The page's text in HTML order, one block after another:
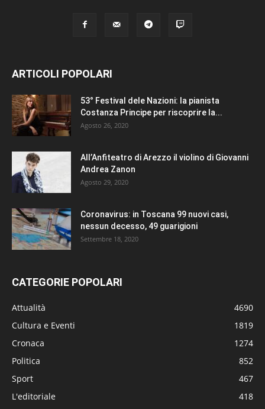
ARTICOLI POPOLARI
53° Festival dele Nazioni: la pianista
Costanza Principe per riscoprire la...
Agosto 26, 2020
All’Anfiteatro di Arezzo il violino di Giovanni
Andrea Zanon
Agosto 29, 2020
Coronavirus: in Toscana 99 nuovi casi,
nessun decesso, 49 guarigioni
Settembre 18, 2020
CATEGORIE POPOLARI
Attualità
4690
Cultura e Eventi
1819
Cronaca
1274
Politica
852
Sport
467
L'editoriale
418